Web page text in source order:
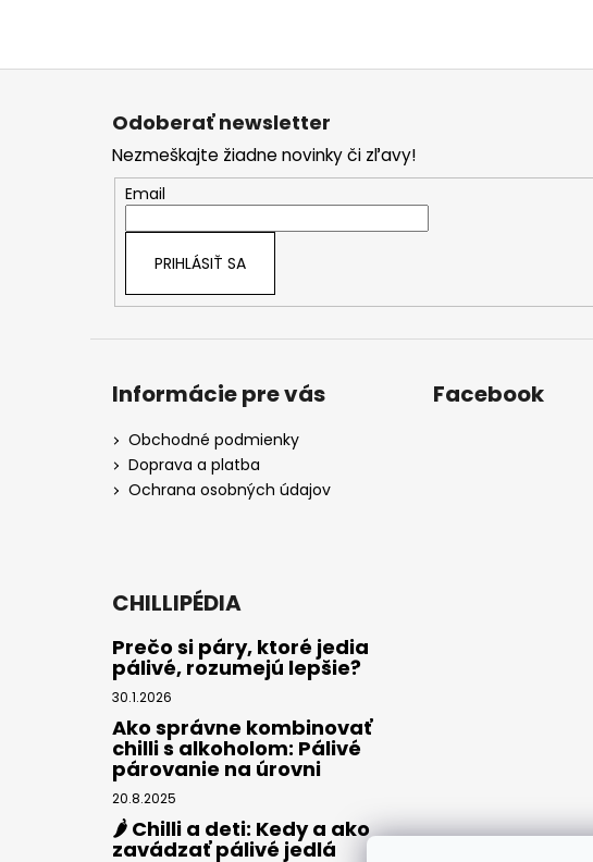
Z
Odoberať newsletter
Nezmeškajte žiadne novinky či zľavy!
Email
PRIHLÁSIŤ SA
Informácie pre vás
Obchodné podmienky
Doprava a platba
Ochrana osobných údajov
Facebook
CHILLIPÉDIA
Prečo si páry, ktoré jedia
pálivé, rozumejú lepšie?
30.1.2026
Ako správne kombinovať
chilli s alkoholom: Pálivé
párovanie na úrovni
20.8.2025
🌶️ Chilli a deti: Kedy a ako
zavádzať pálivé jedlá